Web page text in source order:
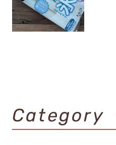
Category